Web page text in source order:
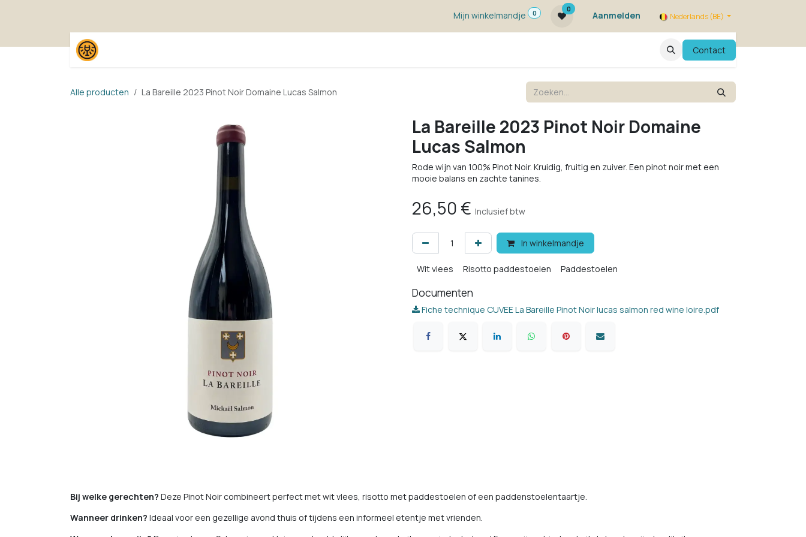
Mijn winkelmandje
0
0
Aanmelden Nederlands (BE)
EvenementenContact
Alle producten La Bareille 2023 Pinot Noir Domaine Lucas Salmon
La Bareille 2023 Pinot Noir Domaine
Lucas Salmon
Rode wijn van 100% Pinot Noir. Kruidig, fruitig en zuiver. Een pinot noir met een
mooie balans en zachte tanines.
26,50 € Inclusief btw
In winkelmandje
Wit vlees Risotto paddestoelen Paddestoelen
Documenten
Fiche technique CUVEE La Bareille Pinot Noir lucas salmon red wine loire.pdf
Bij welke gerechten? Deze Pinot Noir combineert perfect met wit vlees, risotto met paddestoelen of een paddenstoelentaartje.
Wanneer drinken? Ideaal voor een gezellige avond thuis of tijdens een informeel etentje met vrienden.